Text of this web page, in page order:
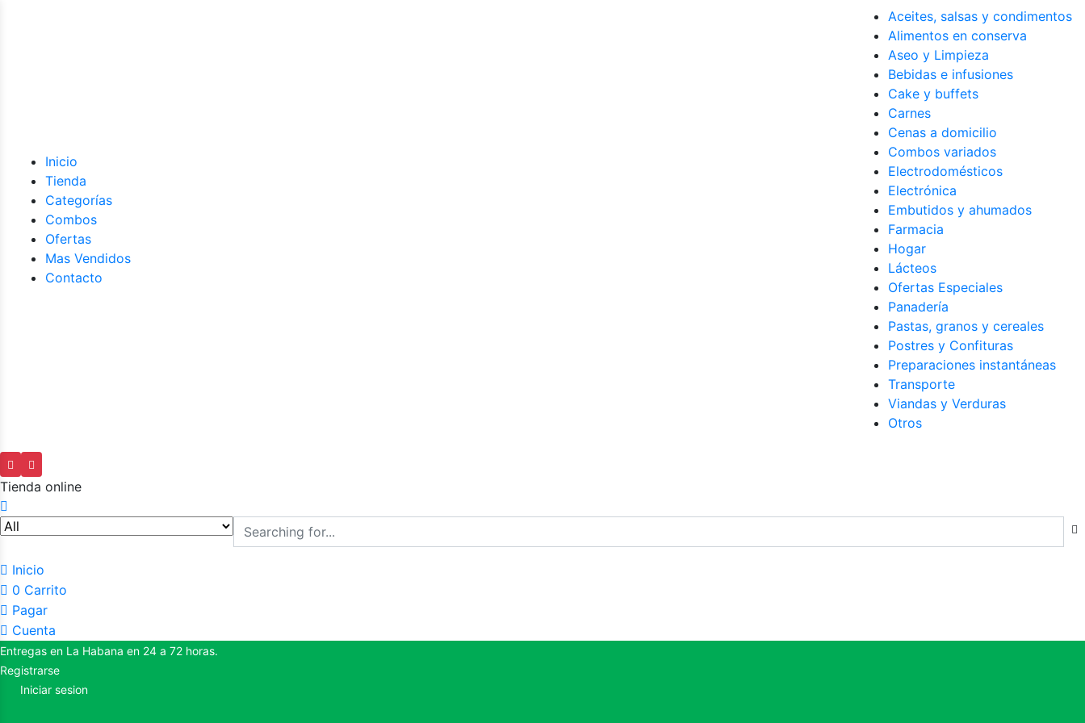
Inicio
Tienda
Categorías
Combos
Ofertas
Mas Vendidos
Contacto
Aceites, salsas y condimentos
Alimentos en conserva
Aseo y Limpieza
Bebidas e infusiones
Cake y buffets
Carnes
Cenas a domicilio
Combos variados
Electrodomésticos
Electrónica
Embutidos y ahumados
Farmacia
Hogar
Lácteos
Ofertas Especiales
Panadería
Pastas, granos y cereales
Postres y Confituras
Preparaciones instantáneas
Transporte
Viandas y Verduras
Otros
Tienda online
Inicio
0 Carrito
Pagar
Cuenta
Entregas en La Habana en 24 a 72 horas.
Registrarse
Iniciar sesion